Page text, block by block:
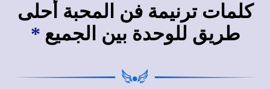
كلمات ترنيمة فن المحبة أحلى
طريق للوحدة بين الجميع *